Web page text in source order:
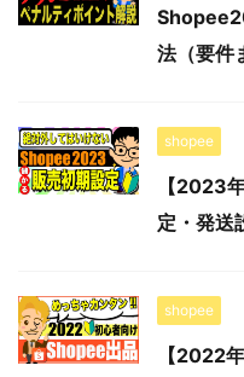
法（要件
shopee
【2023
定・発送
shopee
【2022